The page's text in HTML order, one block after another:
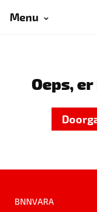
Menu
Oeps,
BNNVARA